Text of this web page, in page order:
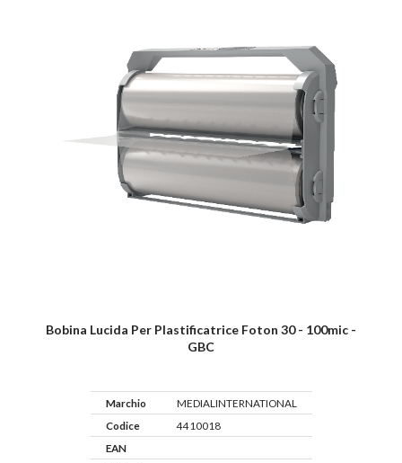
Bobina Lucida Per Plastificatrice Foton 30 - 100mic -
GBC
Marchio
MEDIALINTERNATIONAL
Codice
4410018
EAN